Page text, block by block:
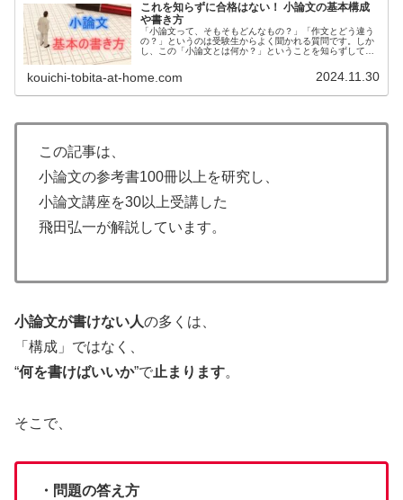
これを知らずに合格はない！ 小論文の基本構成
や書き方
「小論文って、そもそもどんなもの？」「作文とどう違う
の？」というのは受験生からよく聞かれる質問です。しか
し、この「小論文とは何か？」ということを知らずして、
kouichi-tobita-at-home.com 2024.11.30
この記事は、
小論文の参考書100冊以上を研究し、
小論文講座を30以上受講した
飛田弘一が解説しています。
小論文が書けない人の多くは、
「構成」ではなく、
“何を書けばいいか”で止まります。
そこで、
・問題の答え方